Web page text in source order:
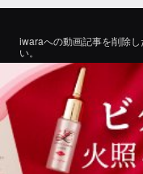
iwaraへの動画記事を削除
い。
If you would like to remove
email for inquiry.
お問い合